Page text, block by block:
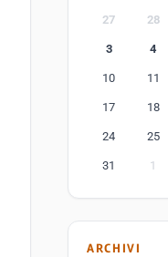
27 28
3 4
10 11
17 18
24 25
31 1
ARCHIVI